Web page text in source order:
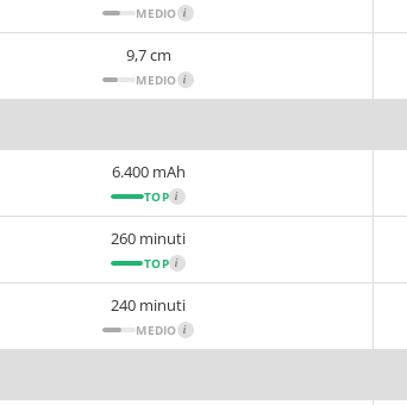
MEDIO i
9,7 cm
MEDIO i
6.400 mAh
TOP i
260 minuti
TOP i
240 minuti
MEDIO i